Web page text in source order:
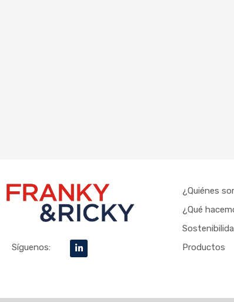
Síguenos:
L
i
n
i
¿Quiénes
¿Qué
Productos